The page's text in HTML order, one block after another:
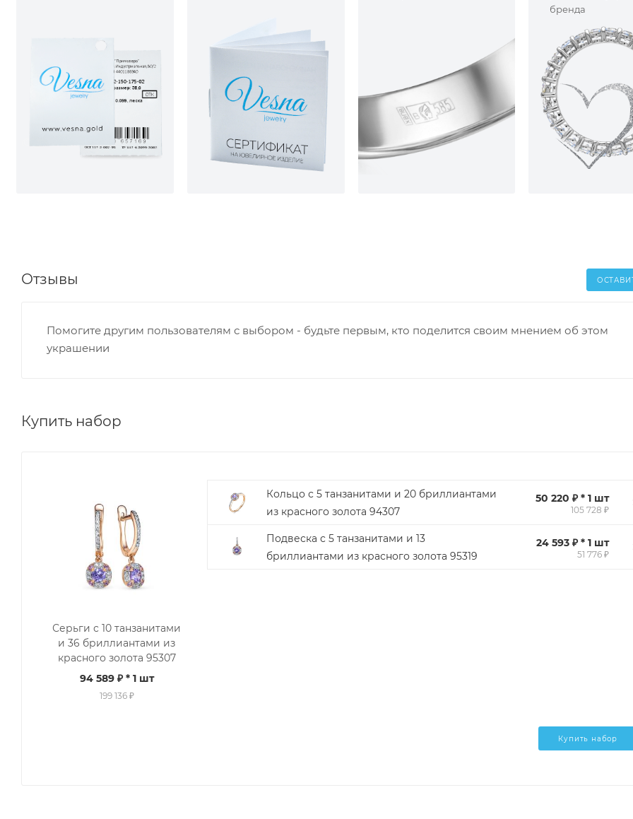
бренда
Отзывы
Помогите другим пользователям с выбором - будьте первым, кто поделится своим мнением об этом
украшении
Купить набор
Серьги с 10 танзанитами
и 36 бриллиантами из
красного золота 95307
94 589 ₽* 1 шт
199 136 ₽
Кольцо с 5 танзанитами и 20 бриллиантами
из красного золота 94307
50 220 ₽ * 1 шт
105 728 ₽
Подвеска с 5 танзанитами и 13
бриллиантами из красного золота 95319
24 593 ₽ * 1 шт
51 776 ₽
Купить набор